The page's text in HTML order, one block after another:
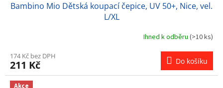
Bambino Mio Dětská koupací čepice, UV 50+, Nice, vel.
L/XL
Ihned k odběru (>10 ks)
174 Kč bez DPH
211 Kč Do košíku
Akce